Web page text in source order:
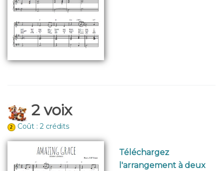
2 voix
Coût : 2 crédits
Téléchargez
l'arrangement à deux